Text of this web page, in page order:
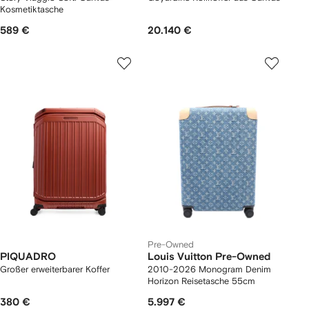
Kosmetiktasche
589 € 20.140 €
PIQUADRO
Großer erweiterbarer Koffer
380 €
Pre-Owned
Louis Vuitton Pre-Owned
2010-2026 Monogram Denim
Horizon Reisetasche 55cm
5.997 €